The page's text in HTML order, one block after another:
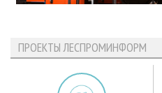
ПРОЕКТЫ ЛЕСПРОМИНФОРМ